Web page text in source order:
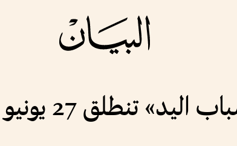
27 يونيو بمشاركة 4 منتخبات